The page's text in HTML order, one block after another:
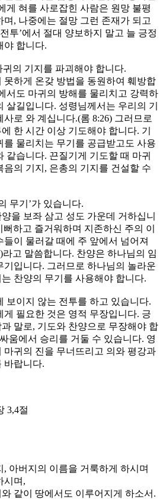
게 혀를 사로잡힌 사람은 원망 불평
, 나중에는 절망 그런 존재가 되고
투’에서 절대 양보하지 말고 늘 긍정
야 합니다.
귀의 기지를 파괴해야 합니다.
못하게 온갖 방법을 동원하여 훼방합
서도 마귀의 방해를 물리치고 강력하
살길입니다. 성령님께서는 우리의 기
로 와 계십니다.(롬 8:26) 그러므로
한 시간 이상 기도해야 합니다. 기
를 물리치는 무기를 공급받고도 사용
같습니다. 끈질기게 기도할 때 마귀
음의 기지, 은총의 기지를 건설할 수
무기’가 있습니다.
을 보좌 삼고 성도 가운데 거하십니
하고 즐거워하며 지존하신 주의 이
이 물러갈 때에 주 앞에서 넘어져
라고 말씀합니다. 찬양은 하나님의 임
입니다. 그러므로 하나님의 놀라운
찬양의 무기를 사용해야 합니다.
보이지 않는 전투를 하고 있습니다.
게 필요한 것은 영적 무장입니다. 긍
말로, 기도와 찬양으로 무장해야 합
움에서 승리를 거둘 수 있습니다. 영
마귀의 진을 무너뜨리고 의와 평강과
바랍니다.
3,4절
아버지의 이름을 거룩하게 하시며
시며,
같이 땅에서도 이루어지게 하소서.